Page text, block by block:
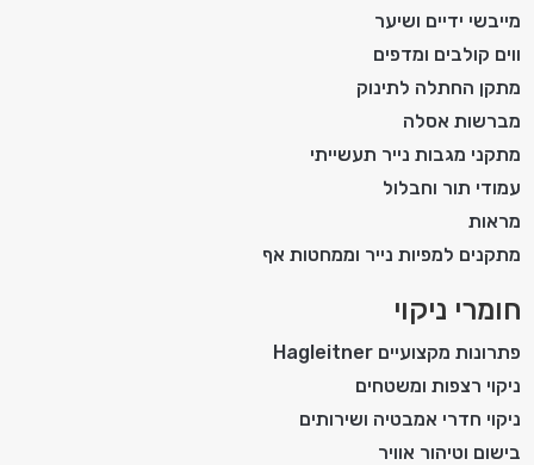
מייבשי ידיים ושיער
ווים קולבים ומדפים
מתקן החתלה לתינוק
מברשות אסלה
מתקני מגבות נייר תעשייתי
עמודי תור וחבלול
מראות
מתקנים למפיות נייר וממחטות אף
חומרי ניקוי
פתרונות מקצועיים Hagleitner
ניקוי רצפות ומשטחים
ניקוי חדרי אמבטיה ושירותים
בישום וטיהור אוויר